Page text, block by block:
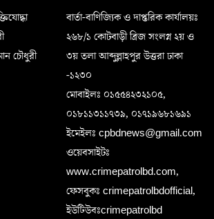
চৌধুরী
বার্তা-বাণিজ্যিক ও দাপ্তরিক কার্যালয়ঃ
২৬৮/১ কোটবাড়ী ব্রিজ সংলগ্ন ২য় ও
৩য় তলা আব্দুল্লাহপুর উত্তরা ঢাকা
-১২৩০
মোবাইলঃ ০১৫৫৪২৩২১০৫,
০১৮১১৩১১৭৩৯, ০১৭১৯৬৮১৬৯১
ইমেইলঃ cpbdnews@gmail.com
ওয়েবসাইটঃ
www.crimepatrolbd.com,
ফেসবুকঃ crimepatrolbdofficial,
ইউটিউবঃcrimepatrolbd